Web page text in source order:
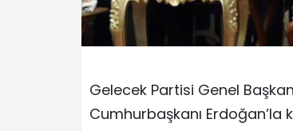
Gelecek Partisi Genel
Cumhurbaşkanı